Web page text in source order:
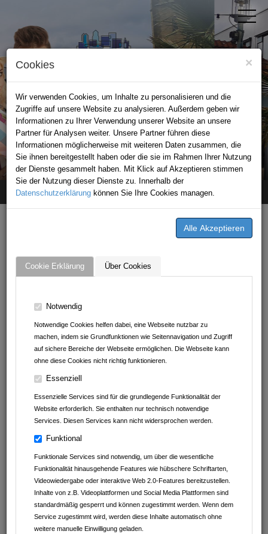
×
Cookies
Wir verwenden Cookies, um Inhalte zu personalisieren und die
Zugriffe auf unsere Website zu analysieren. Außerdem geben wir
Informationen zu Ihrer Verwendung unserer Website an unsere
Partner für Analysen weiter. Unsere Partner führen diese
Informationen möglicherweise mit weiteren Daten zusammen, die
Sie ihnen bereitgestellt haben oder die sie im Rahmen Ihrer Nutzung
der Dienste gesammelt haben. Mit Klick auf Akzeptieren stimmen
Sie der Nutzung dieser Dienste zu. Innerhalb der
Datenschutzerklärung können Sie Ihre Cookies managen.
Cookie Erklärung Über Cookies
Notwendig
Notwendige Cookies helfen dabei, eine Webseite nutzbar zu
machen, indem sie Grundfunktionen wie Seitennavigation und Zugriff
auf sichere Bereiche der Webseite ermöglichen. Die Webseite kann
ohne diese Cookies nicht richtig funktionieren.
Essenziell
Essenzielle Services sind für die grundlegende Funktionalität der
Website erforderlich. Sie enthalten nur technisch notwendige
Services. Diesen Services kann nicht widersprochen werden.
Funktional
Funktionale Services sind notwendig, um über die wesentliche
Funktionalität hinausgehende Features wie hübschere Schriftarten,
Videowiedergabe oder interaktive Web 2.0-Features bereitzustellen.
Inhalte von z.B. Videoplattformen und Social Media Plattformen sind
standardmäßig gesperrt und können zugestimmt werden. Wenn dem
Service zugestimmt wird, werden diese Inhalte automatisch ohne
weitere manuelle Einwilligung geladen.
STADTPORTAL BAD RAPPENAU
Home Premium-Partner Billmann Bestattungen und Trauerhilfe
74193 Schwaigern
Baden-Württemberg
Deutschland
07138 / 815 57 55
info@billmann-bestattungen.de
www.billmann-bestattungen.de
YouTube